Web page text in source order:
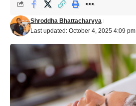
Last updated: October 4, 2025 4:09 pm
Shroddha Bhattacharyya